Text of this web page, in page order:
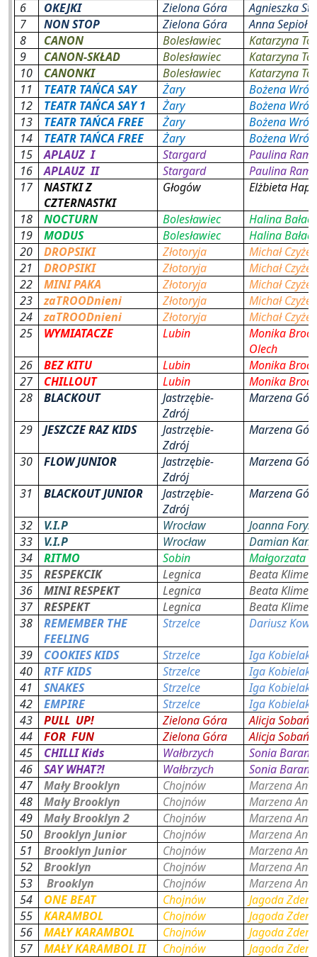
6
OKEJKI Zielona Góra
Agnieszka
7
NON STOP Zielona Góra
Anna Sepioł
8
CANON Bolesławiec
Katarzyna
9
CANON-SKŁAD Bolesławiec
Katarzyna
10
CANONKI Bolesławiec
Katarzyna
11
TEATR TAŃCA SAY Żary
Bożena
12
TEATR TAŃCA SAY 1 Żary
Bożena
13
TEATR TAŃCA FREE Żary
Bożena
14
TEATR TAŃCA FREE Żary
Bożena
15
APLAUZ I Stargard
Paulina
16
APLAUZ II Stargard
Paulina
17
NASTKI Z
CZTERNASTKI
Głogów Elżbieta
18 NOCTURN Bolesławiec
Halina
19
MODUS Bolesławiec
Halina
20
DROPSIKI Złotoryja
Michał
21
DROPSIKI Złotoryja
Michał
22
MINI PAKA Złotoryja
Michał
23
zaTROODnieni Złotoryja
Michał
24
zaTROODnieni Złotoryja
Michał
25
WYMIATACZE Lubin
Monika
Olech
26
BEZ KITU Lubin
Monika
27
CHILLOUT Lubin
Monika
28
BLACKOUT
Jastrzębie-
Zdrój
Marzena
29 JESZCZE RAZ KIDS
Jastrzębie-
Zdrój
Marzena
30 FLOW JUNIOR
Jastrzębie-
Zdrój
Marzena
31 BLACKOUT JUNIOR
Jastrzębie-
Zdrój
Marzena
32 V.I.P Wrocław
Joanna Foryś
33
V.I.P Wrocław
Damian
34
RITMO Sobin
Małgorzata
35
RESPEKCIK Legnica
Beata
36
MINI RESPEKT Legnica
Beata
37
RESPEKT Legnica
Beata
38
REMEMBER THE
FEELING
Strzelce Dariusz
39 COOKIES KIDS Strzelce
Iga Kobielak
40
RTF KIDS Strzelce
Iga Kobielak
41
SNAKES Strzelce
Iga Kobielak
42
EMPIRE Strzelce
Iga Kobielak
43
PULL UP! Zielona Góra
Alicja
44
FOR FUN Zielona Góra
Alicja
45
CHILLI Kids Wałbrzych
Sonia Baran,
46
SAY WHAT?! Wałbrzych
Sonia Baran,
47
Mały Brooklyn Chojnów
Marzena
48
Mały Brooklyn Chojnów
Marzena
49
Mały Brooklyn 2 Chojnów
Marzena
50
Brooklyn Junior Chojnów
Marzena
51
Brooklyn Junior Chojnów
Marzena
52
Brooklyn Chojnów
Marzena
53
Brooklyn Chojnów
Marzena
54
ONE BEAT Chojnów
Jagoda
55
KARAMBOL Chojnów
Jagoda
56
MAŁY KARAMBOL Chojnów
Jagoda
57
MAŁY KARAMBOL II Chojnów Jagoda